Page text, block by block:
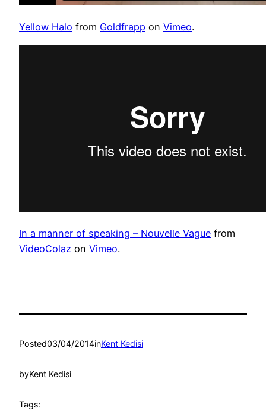
Yellow Halo from Goldfrapp on Vimeo.
In a manner of speaking – Nouvelle Vague from
VideoColaz on Vimeo.
Posted03/04/2014inKent Kedisi
byKent Kedisi
Tags: